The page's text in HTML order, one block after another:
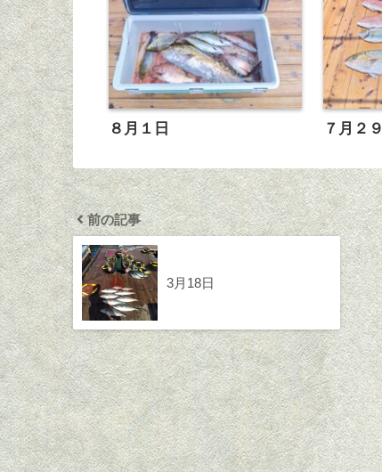
８月１日 ７月２
前の記事
3月18日